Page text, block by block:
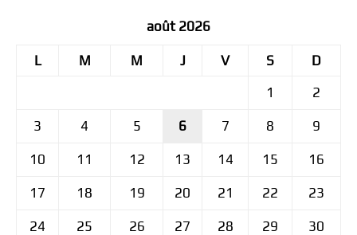
août 2026
L M M J V S
D
1
2
3 4 5 6 7 8 9
10 11 12 13 14 15 16
17 18 19 20 21 22 23
24 25 26 27 28 29 30